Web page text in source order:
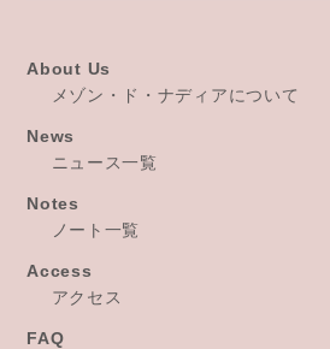
About Us
メゾン・ド・ナディアについて
News
ニュース一覧
Notes
ノート一覧
Access
アクセス
FAQ